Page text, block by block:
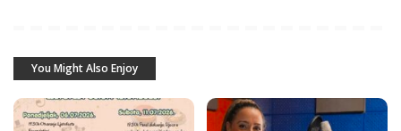
You Might Also Enjoy